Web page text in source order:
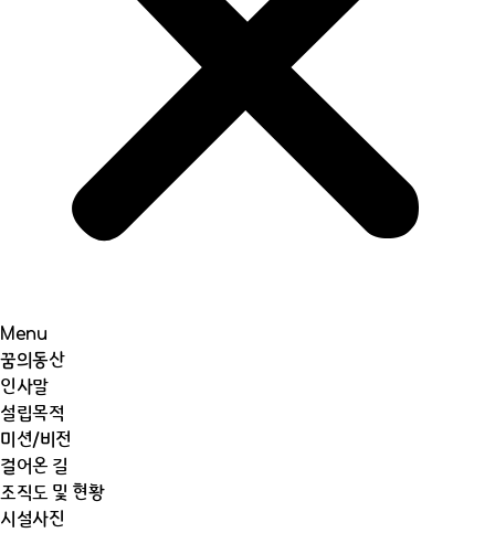
Menu
꿈의동산
인사말
설립목적
미션/비전
걸어온 길
조직도 및 현황
시설사진